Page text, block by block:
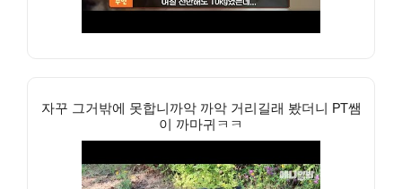
자꾸 그거밖에 못합니까악 까악 거리길래 봤더니 PT쌤
이 까마귀ㅋㅋ